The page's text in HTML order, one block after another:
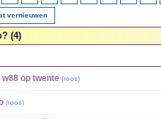
vernieuwen
(4)
w88 op twente (roos)
(roos)